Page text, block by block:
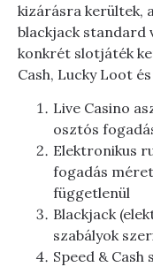
kizárásra kerültek,
blackjack standard
konkrét slotjáték
Cash, Lucky Loot
Live Casino
osztós
Elektronikus
fogadás
függetlenül
Blackjack
szabályok
Speed &